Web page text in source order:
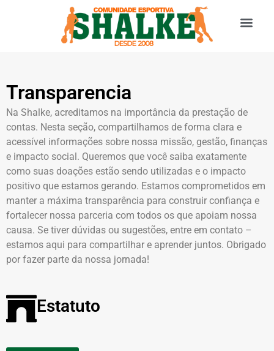
Transparencia
Na Shalke, acreditamos na importância da prestação de
contas. Nesta seção, compartilhamos de forma clara e
acessível informações sobre nossa missão, gestão, finanças
e impacto social. Queremos que você saiba exatamente
como suas doações estão sendo utilizadas e o impacto
positivo que estamos gerando. Estamos comprometidos em
manter a máxima transparência para construir confiança e
fortalecer nossa parceria com todos os que apoiam nossa
causa. Se tiver dúvidas ou sugestões, entre em contato –
estamos aqui para compartilhar e aprender juntos. Obrigado
por fazer parte da nossa jornada!
Estatuto